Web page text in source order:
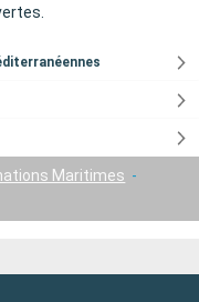
Maritimes